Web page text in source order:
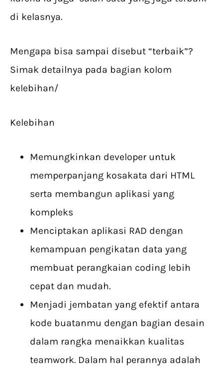
di kelasnya.
Mengapa bisa sampai disebut “terbaik”?
Simak detailnya pada bagian kolom
kelebihan/
Kelebihan
Memungkinkan developer untuk
memperpanjang kosakata dari HTML
serta membangun aplikasi yang
kompleks
Menciptakan aplikasi RAD dengan
kemampuan pengikatan data yang
membuat perangkaian coding lebih
cepat dan mudah.
Menjadi jembatan yang efektif antara
kode buatanmu dengan bagian desain
dalam rangka menaikkan kualitas
teamwork. Dalam hal perannya adalah